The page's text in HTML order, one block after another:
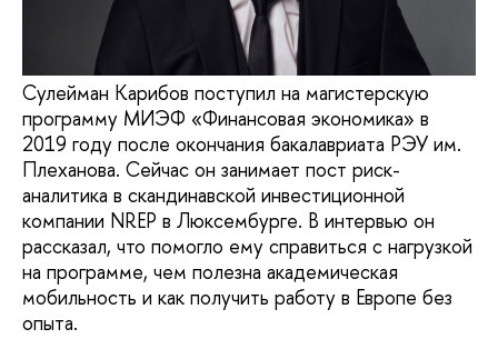
Сулейман Карибов поступил на магистерскую
программу МИЭФ «Финансовая экономика» в
2019 году после окончания бакалавриата РЭУ им.
Плеханова. Сейчас он занимает пост риск-
аналитика в скандинавской инвестиционной
компании NREP в Люксембурге. В интервью он
рассказал, что помогло ему справиться с нагрузкой
на программе, чем полезна академическая
мобильность и как получить работу в Европе без
опыта.